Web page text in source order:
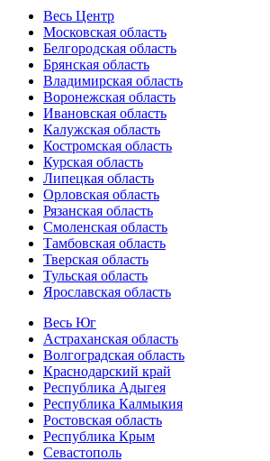
Весь Центр
Московская область
Белгородская область
Брянская область
Владимирская область
Воронежская область
Ивановская область
Калужская область
Костромская область
Курская область
Липецкая область
Орловская область
Рязанская область
Смоленская область
Тамбовская область
Тверская область
Тульская область
Ярославская область
Весь Юг
Астраханская область
Волгоградская область
Краснодарский край
Республика Адыгея
Республика Калмыкия
Ростовская область
Республика Крым
Севастополь